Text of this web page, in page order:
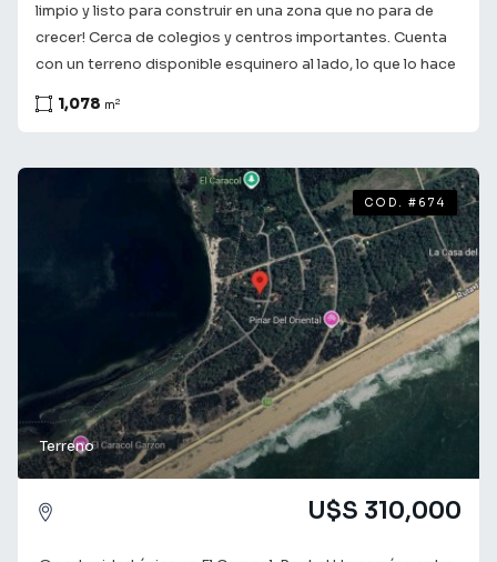
limpio y listo para construir en una zona que no para de
crecer! Cerca de colegios y centros importantes. Cuenta
con un terreno disponible esquinero al lado, lo que lo hace
con nuestros asesores para obtener más información y
encontrar lo que buscas! ¡Tu futuro comienza aquí!
1,078 m2
Terreno
COD. #674
U$S 310,000